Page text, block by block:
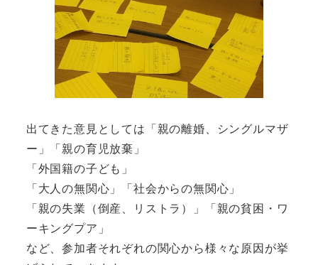
出てきた意見としては「親の離婚、シングルマザ
ー」「親の育児放棄」
「外国籍の子ども」
「大人の無関心」「社会からの無関心」
「親の失業（倒産、リストラ）」「親の貧困・ワ
ーキングプア」
など、参加者それぞれの関心から様々な原因が挙